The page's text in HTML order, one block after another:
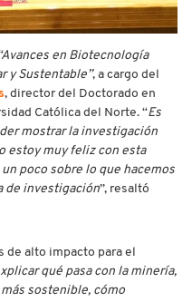
en Biotecnología
y Sustentable”, a cargo del
, director del Doctorado en
Católica del Norte. “Es
mostrar la investigación
estoy muy feliz con esta
poco sobre lo que hacemos
de investigación”, resaltó
de alto impacto para el
qué pasa con la minería,
sostenible, cómo